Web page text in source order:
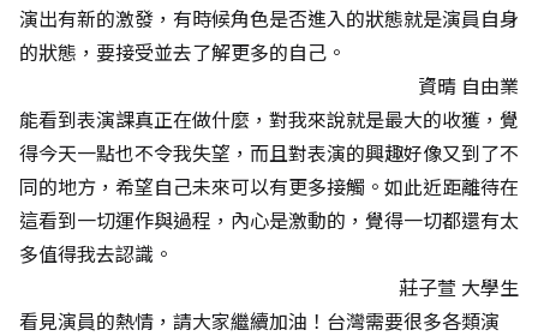
演出有新的激發，有時候角色是否進入的狀態就是演員自身
的狀態，要接受並去了解更多的自己。
資晴 自由業
能看到表演課真正在做什麼，對我來說就是最大的收獲，覺
得今天一點也不令我失望，而且對表演的興趣好像又到了不
同的地方，希望自己未來可以有更多接觸。如此近距離待在
這看到一切運作與過程，內心是激動的，覺得一切都還有太
多值得我去認識。
莊子萱 大學生
看見演員的熱情，請大家繼續加油！台灣需要很多各類演